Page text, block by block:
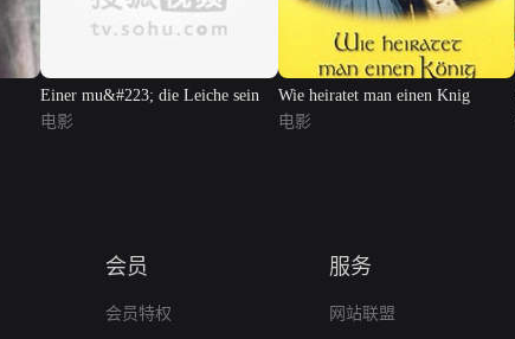
Einer mu&#223; die Leiche sein
电影
Wie heiratet man einen Knig
电影
会员
会员特权
服务
网站联盟